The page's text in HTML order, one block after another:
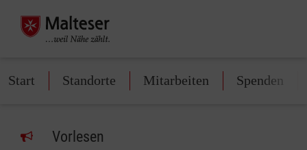
Start Standorte Mitarbeiten Spenden
Vorlesen